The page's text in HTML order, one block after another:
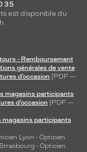
35
est disponible du
- Remboursement
générales de vente
d’occasion [PDF —
magasins participants
d’occasion [PDF —
magasins participants
Lyon - Opticien
- Opticien